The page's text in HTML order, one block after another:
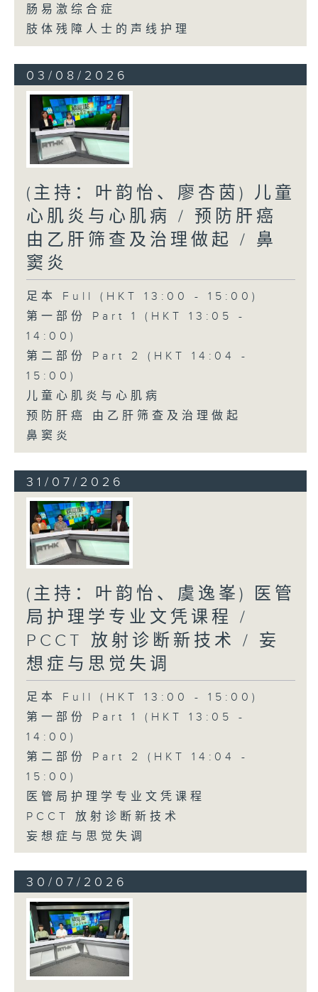
肠易激综合症
肢体残障人士的声线护理
03/08/2026
(主持：叶韵怡、廖杏茵) 儿童
心肌炎与心肌病 / 预防肝癌
由乙肝筛查及治理做起 / 鼻
窦炎
足本 Full (HKT 13:00 - 15:00)
第一部份 Part 1 (HKT 13:05 -
14:00)
第二部份 Part 2 (HKT 14:04 -
15:00)
儿童心肌炎与心肌病
预防肝癌 由乙肝筛查及治理做起
鼻窦炎
31/07/2026
(主持：叶韵怡、虞逸峯) 医管
局护理学专业文凭课程 /
PCCT 放射诊断新技术 / 妄
想症与思觉失调
足本 Full (HKT 13:00 - 15:00)
第一部份 Part 1 (HKT 13:05 -
14:00)
第二部份 Part 2 (HKT 14:04 -
15:00)
医管局护理学专业文凭课程
PCCT 放射诊断新技术
妄想症与思觉失调
30/07/2026